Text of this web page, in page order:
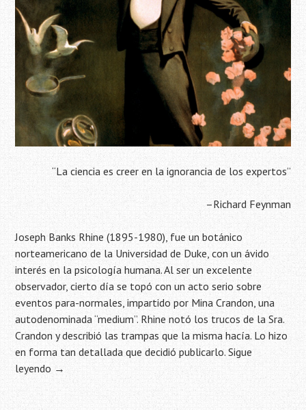
“La ciencia es creer en la ignorancia de los expertos”
–Richard Feynman
Joseph Banks Rhine (1895-1980), fue un botánico
norteamericano de la Universidad de Duke, con un ávido
interés en la psicología humana. Al ser un excelente
observador, cierto día se topó con un acto serio sobre
eventos para-normales, impartido por Mina Crandon, una
autodenominada “medium”. Rhine notó los trucos de la Sra.
Crandon y describió las trampas que la misma hacía. Lo hizo
en forma tan detallada que decidió publicarlo.Sigue
leyendo →